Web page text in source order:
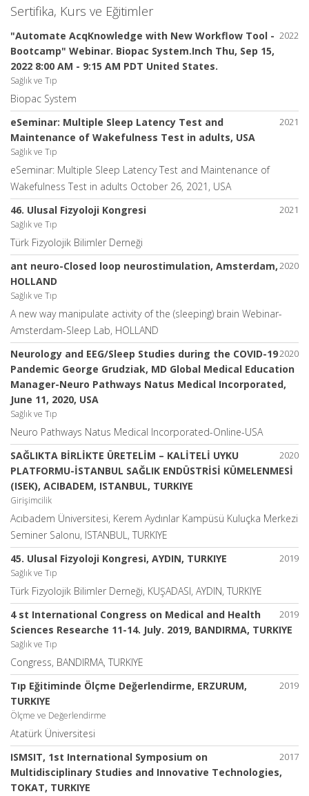
Sertifika, Kurs ve Eğitimler
2022
"Automate AcqKnowledge with New Workflow Tool -
Bootcamp" Webinar. Biopac System.Inch Thu, Sep 15,
2022 8:00 AM - 9:15 AM PDT United States.
Sağlık ve Tıp
Biopac System
2021
eSeminar: Multiple Sleep Latency Test and
Maintenance of Wakefulness Test in adults, USA
Sağlık ve Tıp
eSeminar: Multiple Sleep Latency Test and Maintenance of
Wakefulness Test in adults October 26, 2021, USA
2021
46. Ulusal Fizyoloji Kongresi
Sağlık ve Tıp
Türk Fizyolojik Bilimler Derneği
2020
ant neuro-Closed loop neurostimulation, Amsterdam,
HOLLAND
Sağlık ve Tıp
A new way manipulate activity of the (sleeping) brain Webinar-
Amsterdam-Sleep Lab, HOLLAND
2020
Neurology and EEG/Sleep Studies during the COVID-19
Pandemic George Grudziak, MD Global Medical Education
Manager-Neuro Pathways Natus Medical Incorporated,
June 11, 2020, USA
Sağlık ve Tıp
Neuro Pathways Natus Medical Incorporated-Online-USA
2020
SAĞLIKTA BİRLİKTE ÜRETELİM – KALİTELİ UYKU
PLATFORMU-İSTANBUL SAĞLIK ENDÜSTRİSİ KÜMELENMESİ
(ISEK), ACIBADEM, ISTANBUL, TURKIYE
Girişimcilik
Acıbadem Üniversitesi, Kerem Aydınlar Kampüsü Kuluçka Merkezi
Seminer Salonu, ISTANBUL, TURKIYE
2019
45. Ulusal Fizyoloji Kongresi, AYDIN, TURKIYE
Sağlık ve Tıp
Türk Fizyolojik Bilimler Derneği, KUŞADASI, AYDIN, TURKIYE
2019
4 st International Congress on Medical and Health
Sciences Researche 11-14. July. 2019, BANDIRMA, TURKIYE
Sağlık ve Tıp
Congress, BANDIRMA, TURKIYE
2019
Tıp Eğitiminde Ölçme Değerlendirme, ERZURUM,
TURKIYE
Ölçme ve Değerlendirme
Atatürk Üniversitesi
2017
ISMSIT, 1st International Symposium on
Multidisciplinary Studies and Innovative Technologies,
TOKAT, TURKIYE